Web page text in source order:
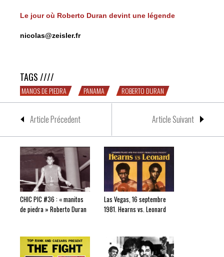
Le jour où Roberto Duran devint une légende
nicolas@zeisler.fr
TAGS ////
MANOS DE PIEDRA PANAMA ROBERTO DURAN
Article Précedent Article Suivant
CHIC PIC #36 : « manitos
de piedra » Roberto Duran
Las Vegas, 16 septembre
1981. Hearns vs. Leonard